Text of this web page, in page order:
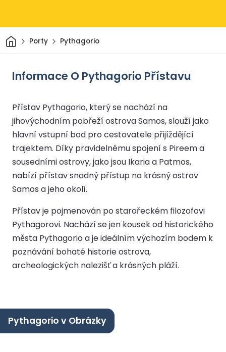
Domov
Porty Pythagorio
Informace O Pythagorio Přístavu
Přístav Pythagorio, který se nachází na
jihovýchodním pobřeží ostrova Samos, slouží jako
hlavní vstupní bod pro cestovatele přijíždějící
trajektem. Díky pravidelnému spojení s Pireem a
sousedními ostrovy, jako jsou Ikaria a Patmos,
nabízí přístav snadný přístup na krásný ostrov
Samos a jeho okolí.
Přístav je pojmenován po starořeckém filozofovi
Pythagorovi. Nachází se jen kousek od historického
města Pythagorio a je ideálním výchozím bodem k
poznávání bohaté historie ostrova,
archeologických nalezišť a krásných pláží.
Pythagorio v Obrázky